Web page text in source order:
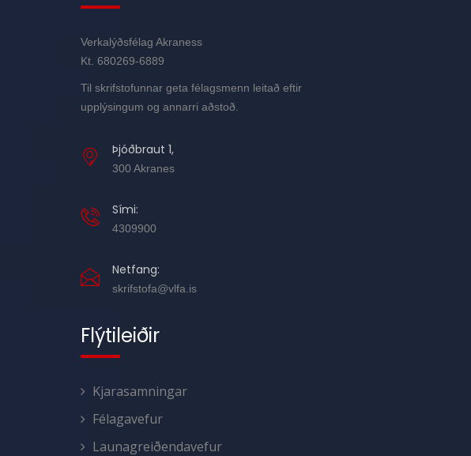
Verkalýðsfélag Akraness
Kt. 680269-6889
Til skrifstofunnar geta félagsmenn leitað eftir
upplýsingum og annarri aðstoð.
Þjóðbraut 1,
300 Akranes
Sími:
4309900
Netfang:
skrifstofa@vlfa.is
Flýtileiðir
Kjarasamningar
Félagavefur
Launagreiðendavefur